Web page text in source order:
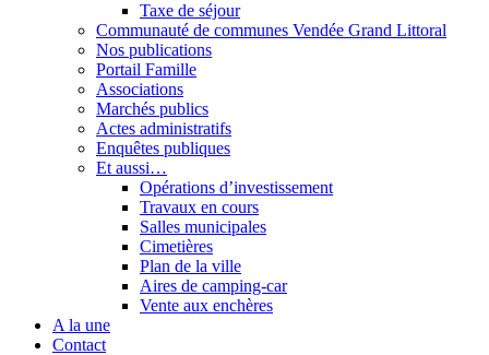
Taxe de séjour
Communauté de communes Vendée Grand Littoral
Nos publications
Portail Famille
Associations
Marchés publics
Actes administratifs
Enquêtes publiques
Et aussi…
Opérations d’investissement
Travaux en cours
Salles municipales
Cimetières
Plan de la ville
Aires de camping-car
Vente aux enchères
A la une
Contact